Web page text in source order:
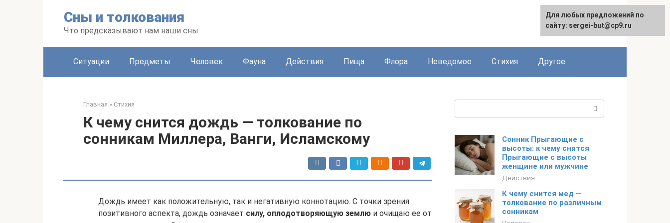
Сны и толкования
Что предсказывают нам наши сны
Ситуации Предметы Человек Фауна Действия Пища Флора Неведомое Стихия Другое
Главная » Стихия
К чему снится дождь — толкование по
сонникам Миллера, Ванги, Исламскому
Дождь имеет как положительную, так и негативную коннотацию. С точки зрения
позитивного аспекта, дождь означает силу, оплодотворяющую землю и очищаю ее от
Сонник Прыгающие с
высоты: к чему снятся
Прыгающие с высоты
женщине или мужчине
Действия
К чему снится мед —
толкование по различным
сонникам
Для любых предложений по
сайту: sergei-but@cp9.ru